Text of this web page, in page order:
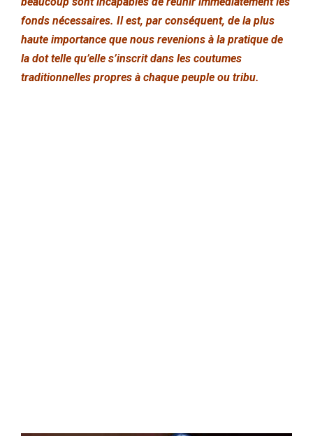
fonds nécessaires. Il est, par conséquent, de la plus
haute importance que nous revenions à la pratique de
la dot telle qu’elle s’inscrit dans les coutumes
traditionnelles propres à chaque peuple ou tribu.